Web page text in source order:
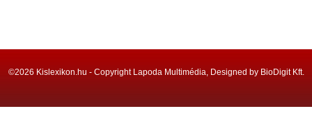
©2026 Kislexikon.hu - Copyright Lapoda Multimédia, Designed by BioDigit Kft.